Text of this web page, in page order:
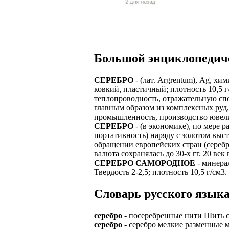
надежность и
ВНИМАНИЕ: Мы
имеет права
Варианты: 1)
2) Рабочая виза
3) Также
Знание языка
Требуются
Варианты
средний,
оплачиваются
Жилье
График 10-12
Авто
Никаких % и
Большой
В наличии авто
Ищем
Звоните
Гибкий
Дружный
Смартфон для
Скидки и акции
Выгодные
ЧТОБЫ
Откликнитесь
Получите
Ожидайте
Большой
СЕРЕБРО - (лат. Argrentum), Ag,
ковкий, пластичный; плотность 10,5
теплопроводность, отражательную
главным образом из комплексных
промышленность, производство
СЕРЕБРО - (в экономике), по мере
портативность) наряду с золотом
обращении европейских стран
валюта сохранялась до 30-х гг. 20
СЕРЕБРО САМОРОДНОЕ -
Твердость 2-2,5; плотность 10,5 г/
Словарь русского
серебро - посеребренные нити Шить
серебро - серебро мелкие разменные